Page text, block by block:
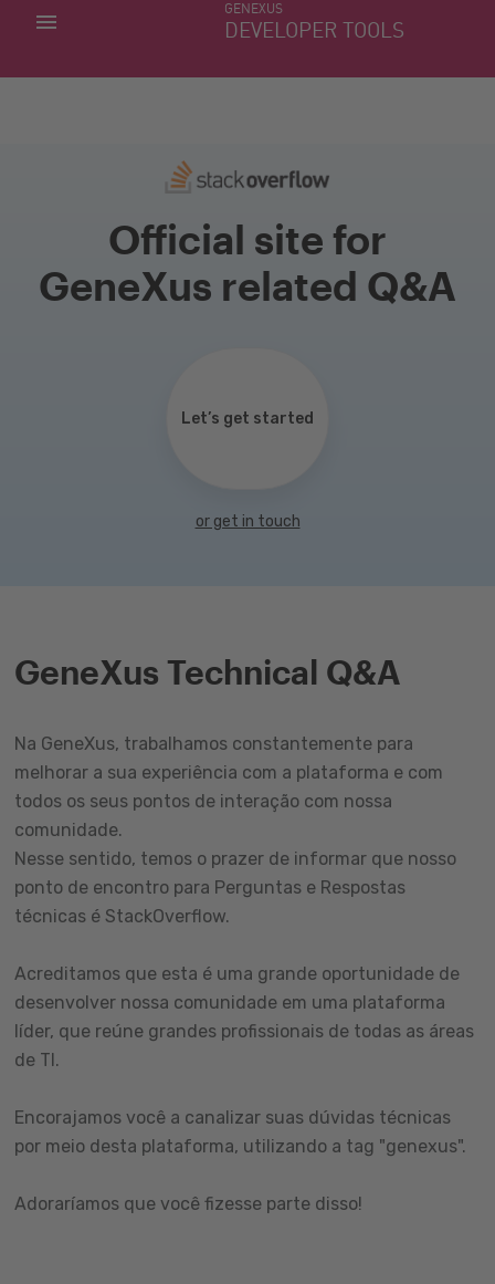
GENEXUS
DEVELOPER TOOLS
MINHAS APLICACÕES
Official site for
GeneXus related Q&A
Let’s get started
or get in touch
GeneXus Technical Q&A
Na GeneXus, trabalhamos constantemente para
melhorar a sua experiência com a plataforma e com
todos os seus pontos de interação com nossa
comunidade.
Nesse sentido, temos o prazer de informar que nosso
ponto de encontro para Perguntas e Respostas
técnicas é StackOverflow.
Acreditamos que esta é uma grande oportunidade de
desenvolver nossa comunidade em uma plataforma
líder, que reúne grandes profissionais de todas as áreas
de TI.
Encorajamos você a canalizar suas dúvidas técnicas
por meio desta plataforma, utilizando a tag "genexus".
Adoraríamos que você fizesse parte disso!